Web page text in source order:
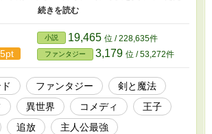
はありませんし、怪我をされた箇所の時間を戻
癒魔法とは違います。 だから私は聖女ではな
、どうして王子様がこの地に来ているんですか
人公視点 挿話○：タイトルに書かれたキャラ
。
小説 19,465 位 / 228,635件
ファンタジー 3,179 位 / 53,272件
ファンタジー
剣と魔法
異世界 コメディ
王子
追放 主人公最強